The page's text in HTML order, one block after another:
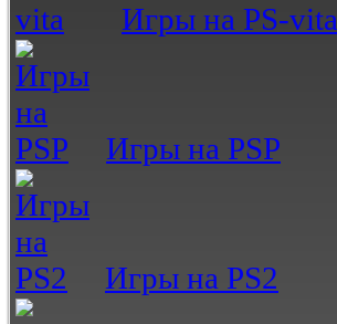
Игры на PS-vita
Игры на PSP
Игры на PS2